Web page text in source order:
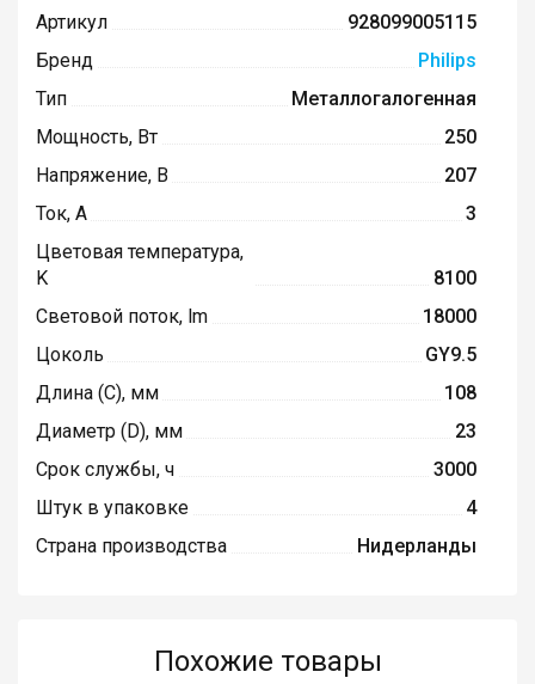
Артикул
928099005115
Бренд
Philips
Тип
Металлогалогенная
Мощность, Вт
250
Напряжение, В
207
Ток, А
3
Цветовая температура,
K
8100
Световой поток, lm
18000
Цоколь
GY9.5
Длина (C), мм
108
Диаметр (D), мм
23
Срок службы, ч
3000
Штук в упаковке
4
Страна производства
Нидерланды
Похожие товары